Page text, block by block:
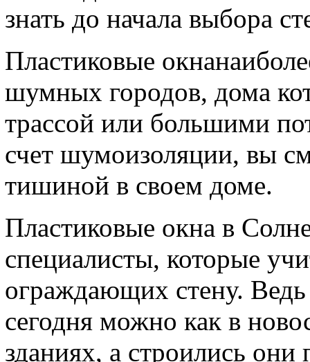
знать до начала выбора
Пластиковые
шумных городов, дома
трассой или большими
счет шумоизоляции, вы
тишиной в своем доме.
Пластиковые окна в
специалисты, которые
ограждающих стену. Ведь
сегодня можно как в
зданиях, а строились они